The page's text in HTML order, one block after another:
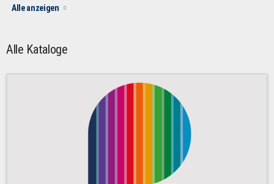
Alle anzeigen
Alle Kataloge